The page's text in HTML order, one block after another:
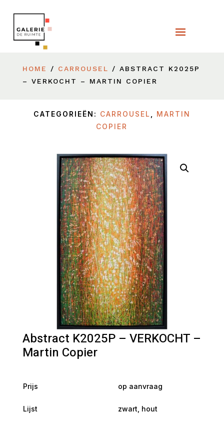
HOME / CARROUSEL
/ ABSTRACT K2025P
– VERKOCHT – MARTIN COPIER
CATEGORIEËN: CARROUSEL
MARTIN
COPIER
Abstract K2025P – VERKOCHT –
Martin Copier
Prijs op aanvraag
Lijst zwart, hout